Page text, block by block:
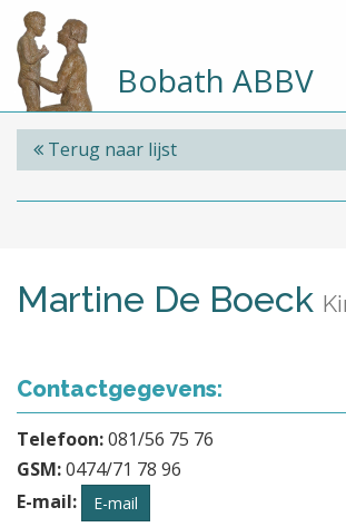
Bobath ABBV
Terug naar lijst
Martine De Boeck
Contactgegevens:
Telefoon:081/56 75 76
GSM:0474/71 78 96
E-mail:
E-mail